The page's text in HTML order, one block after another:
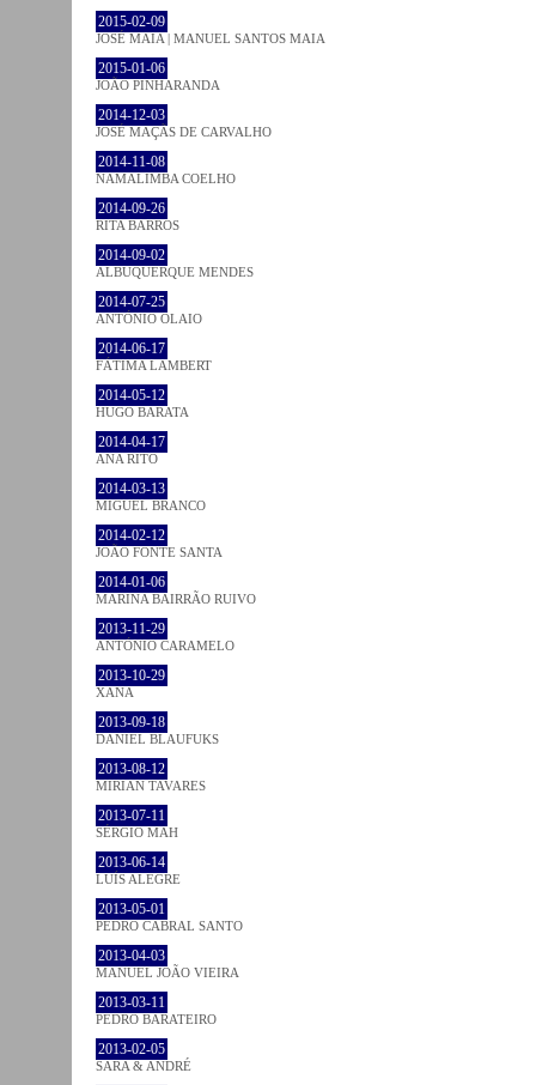
2015-02-09
JOSÉ MAIA | MANUEL SANTOS MAIA
2015-01-06
JOÃO PINHARANDA
2014-12-03
JOSÉ MAÇÃS DE CARVALHO
2014-11-08
NAMALIMBA COELHO
2014-09-26
RITA BARROS
2014-09-02
ALBUQUERQUE MENDES
2014-07-25
ANTÓNIO OLAIO
2014-06-17
FÁTIMA LAMBERT
2014-05-12
HUGO BARATA
2014-04-17
ANA RITO
2014-03-13
MIGUEL BRANCO
2014-02-12
JOÃO FONTE SANTA
2014-01-06
MARINA BAIRRÃO RUIVO
2013-11-29
ANTÓNIO CARAMELO
2013-10-29
XANA
2013-09-18
DANIEL BLAUFUKS
2013-08-12
MIRIAN TAVARES
2013-07-11
SÉRGIO MAH
2013-06-14
LUÍS ALEGRE
2013-05-01
PEDRO CABRAL SANTO
2013-04-03
MANUEL JOÃO VIEIRA
2013-03-11
PEDRO BARATEIRO
2013-02-05
SARA & ANDRÉ